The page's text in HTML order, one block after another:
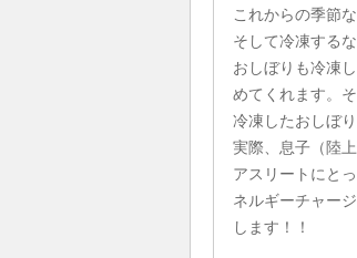
これからの季節
そして冷凍する
おしぼりも冷凍
めてくれます。
冷凍したおしぼ
実際、息子（陸
アスリートにと
ネルギーチャー
します！！